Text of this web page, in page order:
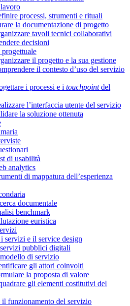
processi, strumenti e rituali
la documentazione di progetto
tavoli tecnici collaborativi
decisioni
il progetto e la sua gestione
il contesto d’uso del servizio
i processi e i touchpointdel
l’interfaccia utente del servizio
la soluzione ottenuta
di usabilità
analytics
di mappatura dell’esperienza
documentale
benchmark
euristica
servizi e il service design
pubblici digitali
di servizio
gli attori coinvolti
la proposta di valore
gli elementi costitutivi del
il funzionamento del servizio